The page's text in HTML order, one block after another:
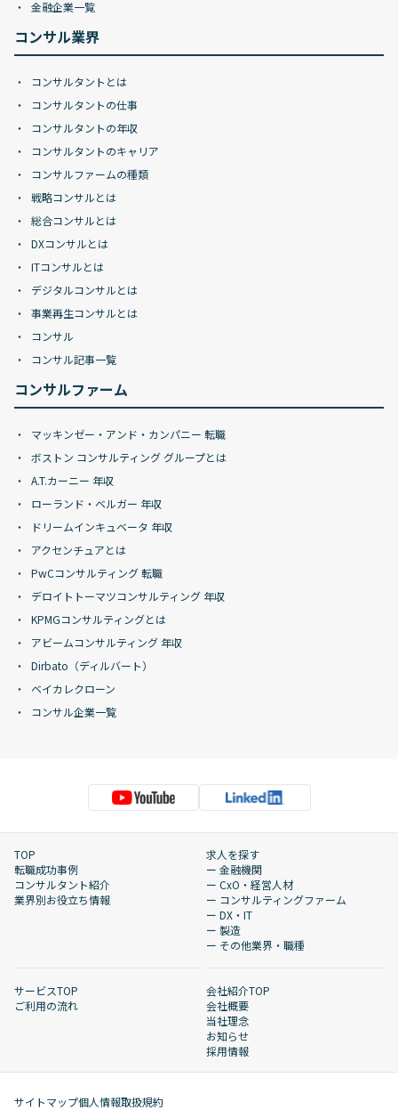
金融企業一覧
コンサル業界
コンサルタントとは
コンサルタントの仕事
コンサルタントの年収
コンサルタントのキャリア
コンサルファームの種類
戦略コンサルとは
総合コンサルとは
DXコンサルとは
ITコンサルとは
デジタルコンサルとは
事業再生コンサルとは
コンサル
コンサル記事一覧
コンサルファーム
マッキンゼー・アンド・カンパニー 転職
ボストン コンサルティング グループとは
A.T.カーニー 年収
ローランド・ベルガー 年収
ドリームインキュベータ 年収
アクセンチュアとは
PwCコンサルティング 転職
デロイトトーマツコンサルティング 年収
KPMGコンサルティングとは
アビームコンサルティング 年収
Dirbato（ディルバート）
ベイカレクローン
コンサル企業一覧
TOP
転職成功事例
コンサルタント紹介
業界別お役立ち情報
求人を探す
ー 金融機関
ー CxO・経営人材
ー コンサルティングファーム
ー DX・IT
ー 製造
ー その他業界・職種
サービスTOP
ご利用の流れ
会社紹介TOP
会社概要
当社理念
お知らせ
採用情報
サイトマップ個人情報取扱規約